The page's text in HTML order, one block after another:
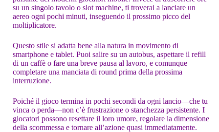
su un singolo tavolo o slot machine, ti troverai a lanciare un
aereo ogni pochi minuti, inseguendo il prossimo picco del
moltiplicatore.
Questo stile si adatta bene alla natura in movimento di
smartphone e tablet. Puoi salire su un autobus, aspettare il refill
di un caffè o fare una breve pausa al lavoro, e comunque
completare una manciata di round prima della prossima
interruzione.
Poiché il gioco termina in pochi secondi da ogni lancio—che tu
vinca o perda—non c’è frustrazione o stanchezza persistente. I
giocatori possono resettare il loro umore, regolare la dimensione
della scommessa e tornare all’azione quasi immediatamente.